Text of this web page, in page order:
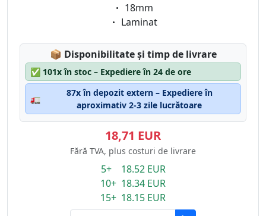
Eigenschaft:
18mm
Eigenschaft:
Laminat
📦 Lagerstatus:
Disponibilitate și timp de livrare
✅ 101x în stoc – Expediere în 24 de ore
🚛
87x în depozit extern – Expediere în
aproximativ 2-3 zile lucrătoare
18,71 EUR
Fără TVA, plus costuri de livrare
5+ 18.52 EUR
10+ 18.34 EUR
15+ 18.15 EUR